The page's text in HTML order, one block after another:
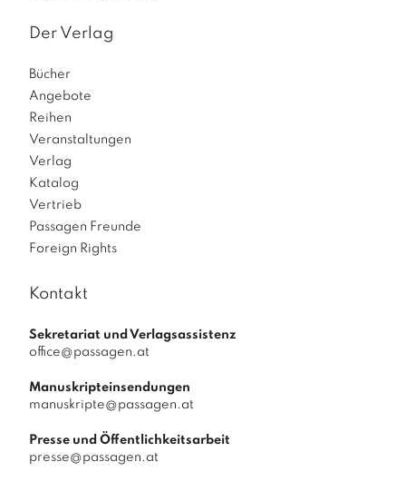
Der Verlag
Bücher
Angebote
Reihen
Veranstaltungen
Verlag
Katalog
Vertrieb
Passagen Freunde
Foreign Rights
Kontakt
Sekretariat und Verlagsassistenz
office@passagen.at
Manuskripteinsendungen
manuskripte@passagen.at
Presse und Öffentlichkeitsarbeit
presse@passagen.at